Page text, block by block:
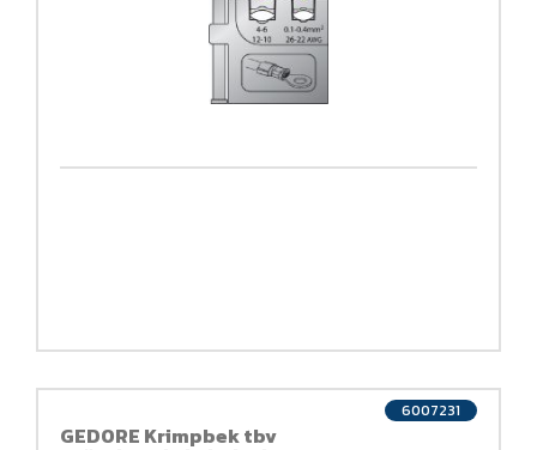
GEDORE Krimpbek tbv
6007231